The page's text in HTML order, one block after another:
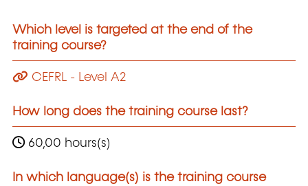
Which level is targeted at the end of the
training course?
CEFRL - Level A2
How long does the training course last?
60,00 hours(s)
In which language(s) is the training course